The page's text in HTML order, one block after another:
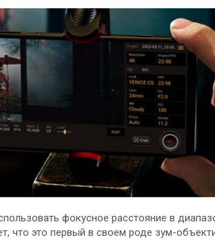
фокусное расстояние в
что это первый в своем роде зум-